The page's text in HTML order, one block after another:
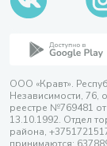
ООО «Кравт».
Независимости, 76,
реестре №769481
13.10.1992. Отдел
района,